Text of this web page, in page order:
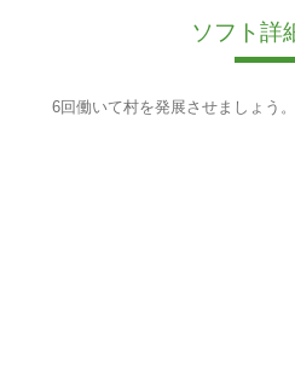
ソフト詳
6回働いて村を発展させましょう。